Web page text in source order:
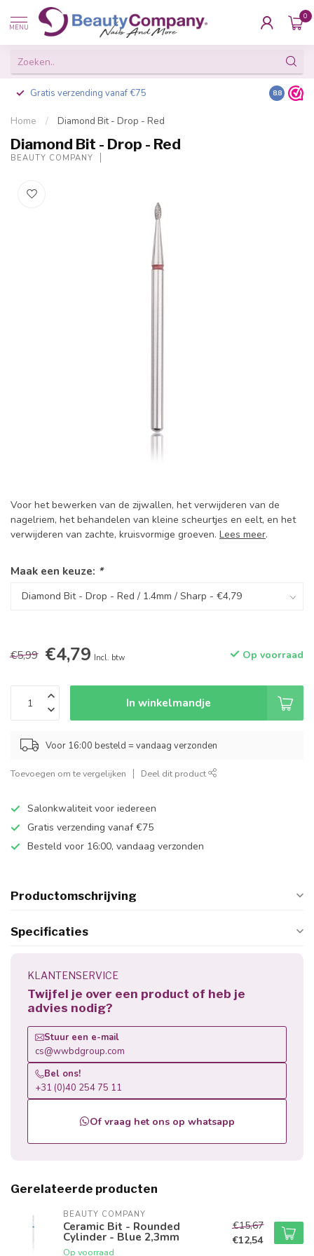
MENU
0
Gratis verzending vanaf €75 Besteld
8.8
Home / Diamond Bit - Drop - Red
Diamond Bit - Drop - Red
BEAUTY COMPANY
Voor het bewerken van de zijwallen, het verwijderen van de
nagelriem, het behandelen van kleine scheurtjes en eelt, en het
verwijderen van zachte, kruisvormige groeven. Lees meer.
Maak een keuze: *
€5,99 €4,79 Incl. btw Op voorraad
In winkelmandje
Voor 16:00 besteld = vandaag verzonden
Toevoegen om te vergelijken Deel dit product
Salonkwaliteit voor iedereen
Gratis verzending vanaf €75
Besteld voor 16:00, vandaag verzonden
Productomschrijving
Specificaties
KLANTENSERVICE
Twijfel je over een product of heb je
advies nodig?
Stuur een e-mail
cs@wwbdgroup.com
Bel ons!
+31 (0)40 254 75 11
Of vraag het ons op whatsapp
Gerelateerde producten
BEAUTY COMPANY
Ceramic Bit - Rounded
Cylinder - Blue 2,3mm
Op voorraad
€15,67
€12,54